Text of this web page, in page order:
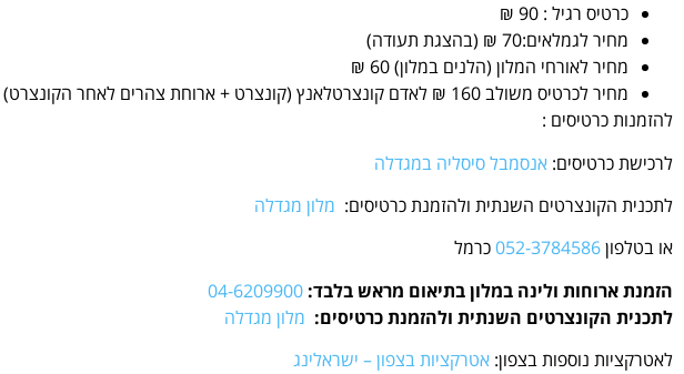
כרטיס רגיל : 90 ₪
מחיר לגמלאים:70 ₪ (בהצגת תעודה)
מחיר לאורחי המלון (הלנים במלון) 60 ₪
מחיר לכרטיס משולב 160 ₪ לאדם קונצרטלאנץ (קונצרט + ארוחת צהרים לאחר הקונצרט)
להזמנות כרטיסים :
לרכישת כרטיסים: אנסמבל סיסליה במגדלה
לתכנית הקונצרטים השנתית ולהזמנת כרטיסים: מלון מגדלה
או בטלפון052-3784586כרמל
הזמנת ארוחות ולינה במלון בתיאום מראש בלבד: 04-6209900
לתכנית הקונצרטים השנתית ולהזמנת כרטיסים: מלון מגדלה
לאטרקציות נוספות בצפון: אטרקציות בצפון – ישראלינג